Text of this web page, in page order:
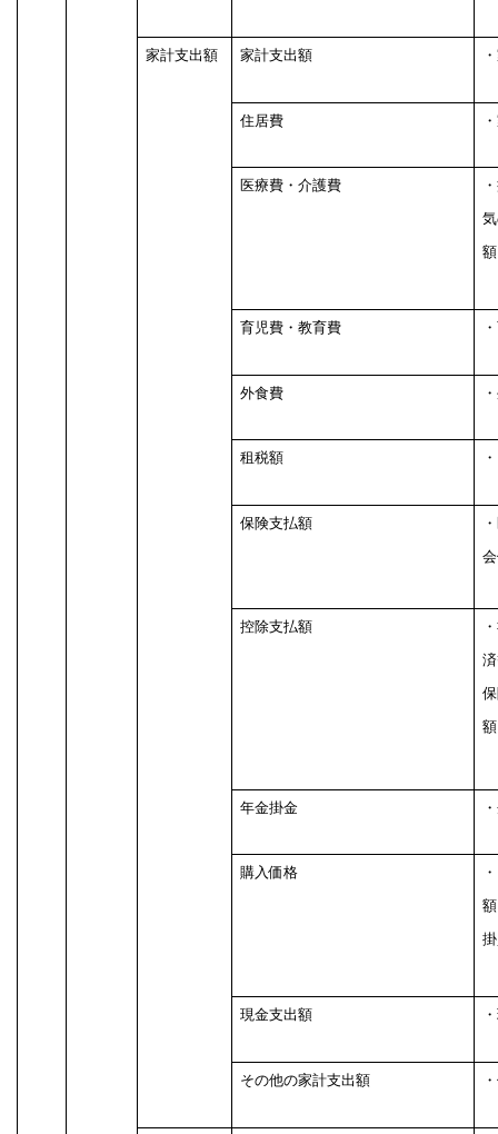
家計支出額 家計支出額
住居費
医療費・介護費
額
育児費・教育費
外食費
租税額
保険支払額
控除支払額
年金掛金
購入価格
現金支出額
その他の家計支出額